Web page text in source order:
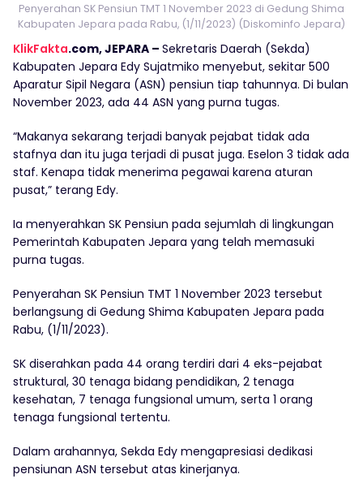
Penyerahan SK Pensiun TMT 1 November 2023 di Gedung Shima
Kabupaten Jepara pada Rabu, (1/11/2023) (Diskominfo Jepara)
KlikFakta.com, JEPARA – Sekretaris Daerah (Sekda)
Kabupaten Jepara Edy Sujatmiko menyebut, sekitar 500
Aparatur Sipil Negara (ASN) pensiun tiap tahunnya. Di bulan
November 2023, ada 44 ASN yang purna tugas.
“Makanya sekarang terjadi banyak pejabat tidak ada
stafnya dan itu juga terjadi di pusat juga. Eselon 3 tidak ada
staf. Kenapa tidak menerima pegawai karena aturan
pusat,” terang Edy.
Ia menyerahkan SK Pensiun pada sejumlah di lingkungan
Pemerintah Kabupaten Jepara yang telah memasuki
purna tugas.
Penyerahan SK Pensiun TMT 1 November 2023 tersebut
berlangsung di Gedung Shima Kabupaten Jepara pada
Rabu, (1/11/2023).
SK diserahkan pada 44 orang terdiri dari 4 eks-pejabat
struktural, 30 tenaga bidang pendidikan, 2 tenaga
kesehatan, 7 tenaga fungsional umum, serta 1 orang
tenaga fungsional tertentu.
Dalam arahannya, Sekda Edy mengapresiasi dedikasi
pensiunan ASN tersebut atas kinerjanya.